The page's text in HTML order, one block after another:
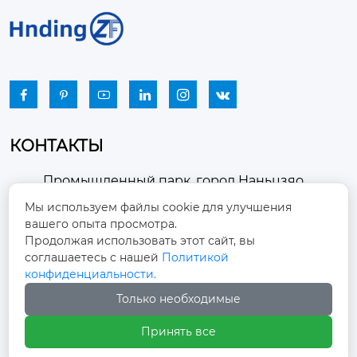
     
КОНТАКТЫ

Промышленный парк, город Наньцзяо,
район Чжоуцунь, город Цзыбо, провинция
Шаньдун
 winston-xu@hengdingfan.com
+86-13806434669
 +86 13806434669
Мы используем файлы cookie для улучшения
вашего опыта просмотра.
Продолжая использовать этот сайт, вы
соглашаетесь с нашей Политикой
конфиденциальности.
Только необходимые
Принять все